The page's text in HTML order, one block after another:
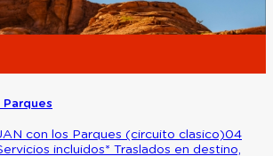
Parques
con los Parques (circuito clasico)04
incluidos* Traslados en destino,